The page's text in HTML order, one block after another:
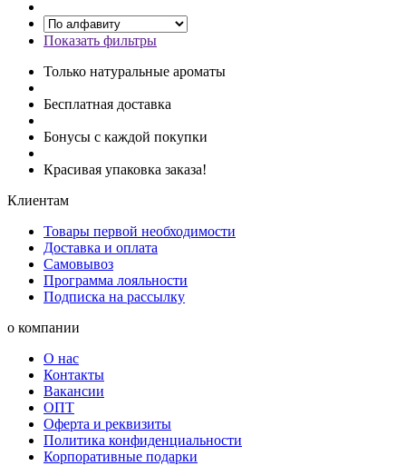
Показать фильтры
Только натуральные ароматы
Бесплатная доставка
Бонусы с каждой покупки
Красивая упаковка заказа!
Клиентам
Товары первой необходимости
Доставка и оплата
Самовывоз
Программа лояльности
Подписка на рассылку
о компании
О нас
Контакты
Вакансии
ОПТ
Оферта и реквизиты
Политика конфиденциальности
Корпоративные подарки